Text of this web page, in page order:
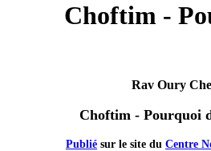
?Choftim -
Rav Oury
Choftim - Pourquoi
Publié sur le site du Centre